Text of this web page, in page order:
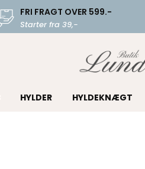
FRI FRAGT OVER 599.-
Starter fra 39,-
HYLDER HYLDEKNÆGT